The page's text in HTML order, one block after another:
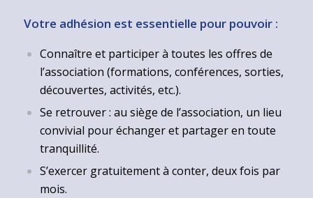
Votre adhésion est essentielle pour pouvoir :
Connaître et participer à toutes les offres de
l’association (formations, conférences, sorties,
découvertes, activités, etc.).
Se retrouver : au siège de l’association, un lieu
convivial pour échanger et partager en toute
tranquillité.
S’exercer gratuitement à conter, deux fois par
mois.